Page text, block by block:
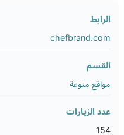
الرابط
chefbrand.com
القسم
مواقع منوعة
عدد الزيارات
154